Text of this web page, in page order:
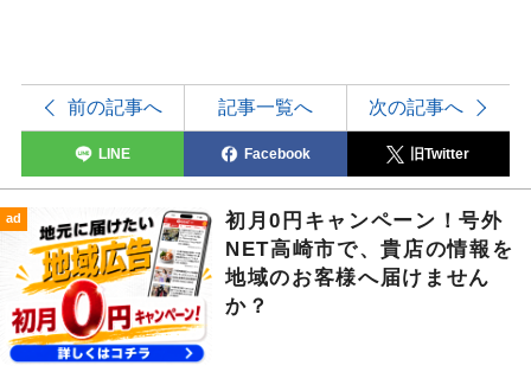
前の記事へ 記事一覧へ 次の記事へ
LINE Facebook 旧Twitter
ad
初月0円キャンペーン！号外
NET高崎市で、貴店の情報を
地域のお客様へ届けません
か？